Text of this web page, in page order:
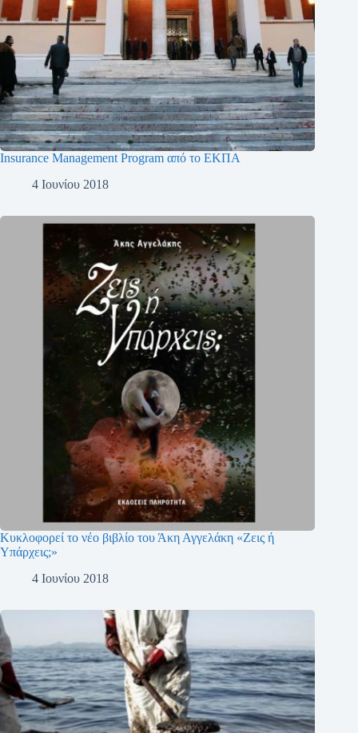
Insurance Management Program από το ΕΚΠΑ
4 Ιουνίου 2018
Κυκλοφορεί το νέο βιβλίο του Άκη Αγγελάκη «Ζεις ή
Υπάρχεις;»
4 Ιουνίου 2018